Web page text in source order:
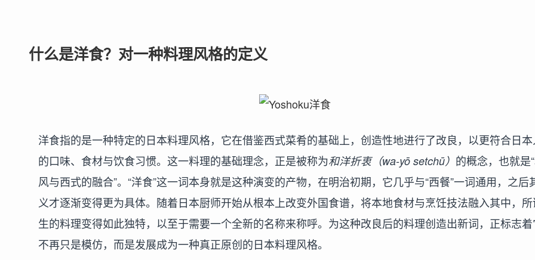
什么是洋食？对一种料理风格的定义
洋食指的是一种特定的日本料理风格，它在借鉴西式菜肴的基础上，创造性地进行了改良，以更符合日
的口味、食材与饮食习惯。这一料理的基础理念，正是被称为和洋折衷（wa-yō setchū） 的概念，也就是
风与西式的融合”。“洋食”这一词本身就是这种演变的产物，在明治初期，它几乎与“西餐”一词通用，之后
义才逐渐变得更为具体。随着日本厨师开始从根本上改变外国食谱，将本地食材与烹饪技法融入其中，
生的料理变得如此独特，以至于需要一个全新的名称来称呼。为这种改良后的料理创造出新词，正标志
不再只是模仿，而是发展成为一种真正原创的日本料理风格。